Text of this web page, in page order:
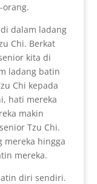
dalam ladang
Chi. Berkat
kita di
ladang batin
Chi kepada
hati mereka
makin
Tzu Chi.
mereka hingga
mereka.
diri sendiri.